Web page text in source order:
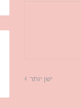
ישן יותר